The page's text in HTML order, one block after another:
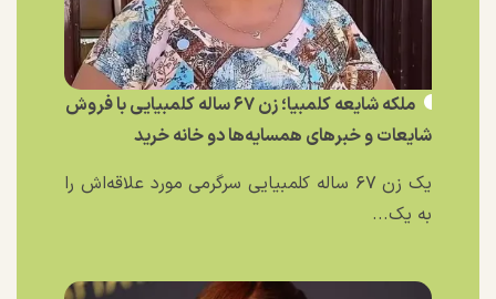
ملکه شایعه کلمبیا؛ زن ۶۷ ساله کلمبیایی با فروش
شایعات و خبر‌های همسایه‌ها دو خانه خرید
یک زن ۶۷ ساله کلمبیایی سرگرمی مورد علاقه‌اش را
به یک...